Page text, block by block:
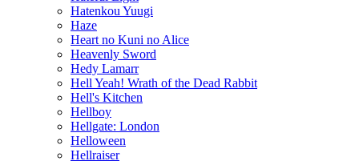
Hatenkou Yuugi
Haze
Heart no Kuni no Alice
Heavenly Sword
Hedy Lamarr
Hell Yeah! Wrath of the Dead Rabbit
Hell's Kitchen
Hellboy
Hellgate: London
Helloween
Hellraiser